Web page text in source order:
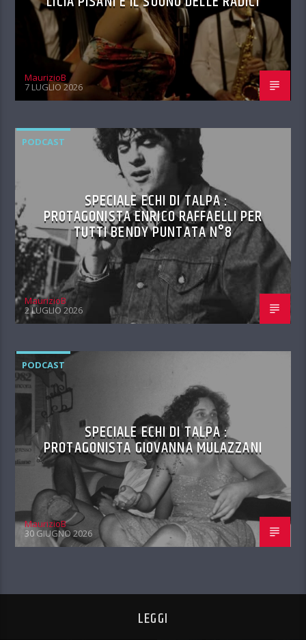
MaurizioB
7 LUGLIO 2026
PODCAST
SPECIALE ECHI DI TALPA :
PROTAGONISTA ENRICO RAFFAELLI PER
TUTTI BENDY PUNTATA N°8
MaurizioB
2 LUGLIO 2026
PODCAST
SPECIALE ECHI DI TALPA :
PROTAGONISTA GIOVANNA MULAZZANI
MaurizioB
30 GIUGNO 2026
LEGGI